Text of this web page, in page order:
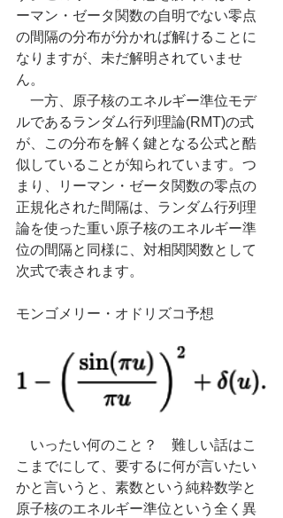
ーマン・ゼータ関数の自明でない零点
の間隔の分布が分かれば解けることに
なりますが、未だ解明されていませ
ん。
一方、原子核のエネルギー準位モデ
ルであるランダム行列理論(RMT)の式
が、この分布を解く鍵となる公式と酷
似していることが知られています。つ
まり、リーマン・ゼータ関数の零点の
正規化された間隔は、ランダム行列理
論を使った重い原子核のエネルギー準
位の間隔と同様に、対相関関数として
次式で表されます。
モンゴメリー・オドリズコ予想
いったい何のこと？　難しい話はこ
こまでにして、要するに何が言いたい
かと言いうと、素数という純粋数学と
原子核のエネルギー準位という全く異